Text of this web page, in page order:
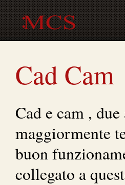
Cad Cam
Cad e cam ,
maggiormente
buon
collegato a